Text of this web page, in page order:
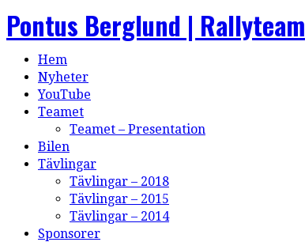
Pontus Berglund | Rallyteam
Hem
Nyheter
YouTube
Teamet
Teamet – Presentation
Bilen
Tävlingar
Tävlingar – 2018
Tävlingar – 2015
Tävlingar – 2014
Sponsorer